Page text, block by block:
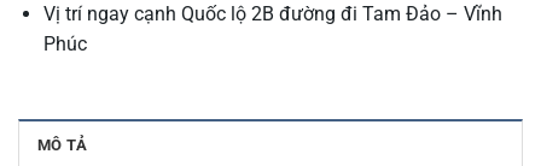
Vị trí ngay cạnh Quốc lộ 2B đường đi Tam Đảo – Vĩnh
Phúc
MÔ TẢ